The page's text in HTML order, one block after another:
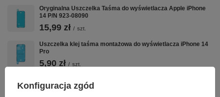
Oryginalna Uszczelka Taśma do wyświetlacza Apple iPhone
14 P/N 923-08090
15,99 zł / szt.
Uszczelka klej taśma montażowa do wyświetlacza iPhone 14
Pro
5,90 zł / szt.
6,90 zł szt.
Konfiguracja zgód